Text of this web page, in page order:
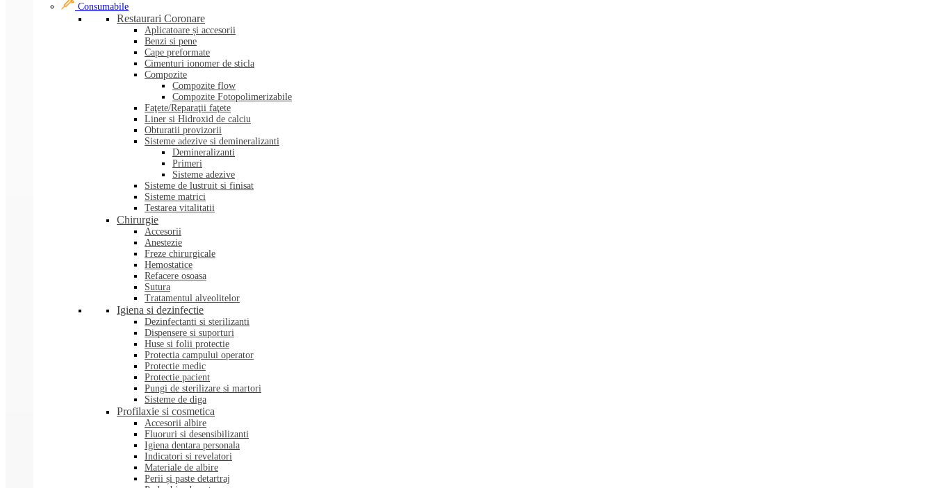
Consumabile
Restaurari Coronare
Aplicatoare și accesorii
Benzi si pene
Cape preformate
Cimenturi ionomer de sticla
Compozite
Compozite flow
Compozite Fotopolimerizabile
Faţete/Reparaţii faţete
Liner si Hidroxid de calciu
Obturatii provizorii
Sisteme adezive si demineralizanti
Demineralizanti
Primeri
Sisteme adezive
Sisteme de lustruit si finisat
Sisteme matrici
Testarea vitalitatii
Chirurgie
Accesorii
Anestezie
Freze chirurgicale
Hemostatice
Refacere osoasa
Sutura
Tratamentul alveolitelor
Igiena si dezinfectie
Dezinfectanti si sterilizanti
Dispensere si suporturi
Huse si folii protectie
Protectia campului operator
Protectie medic
Protectie pacient
Pungi de sterilizare si martori
Sisteme de diga
Profilaxie si cosmetica
Accesorii albire
Fluoruri si desensibilizanti
Igiena dentara personala
Indicatori si revelatori
Materiale de albire
Perii și paste detartraj